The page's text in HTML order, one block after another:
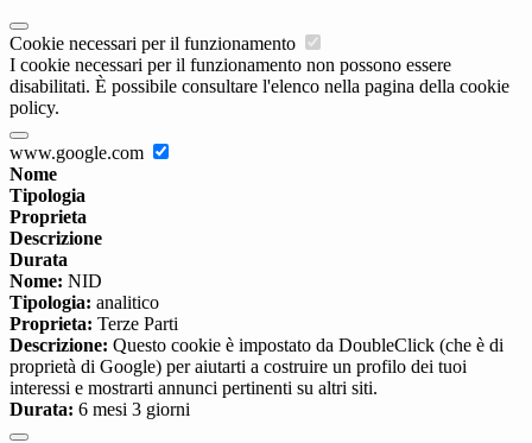
Cookie necessari per il funzionamento
I cookie necessari per il funzionamento non possono essere
disabilitati. È possibile consultare l'elenco nella pagina della cookie
policy.
www.google.com
Nome
Tipologia
Proprieta
Descrizione
Durata
Nome: NID
Tipologia: analitico
Proprieta: Terze Parti
Descrizione: Questo cookie è impostato da DoubleClick (che è di
proprietà di Google) per aiutarti a costruire un profilo dei tuoi
interessi e mostrarti annunci pertinenti su altri siti.
Durata: 6 mesi 3 giorni